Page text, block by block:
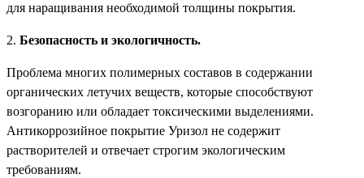
для наращивания необходимой толщины покрытия.
2. Безопасность и экологичность.
Проблема многих полимерных составов в содержании
органических летучих веществ, которые способствуют
возгоранию или обладает токсическими выделениями.
Антикоррозийное покрытие Уризол не содержит
растворителей и отвечает строгим экологическим
требованиям.